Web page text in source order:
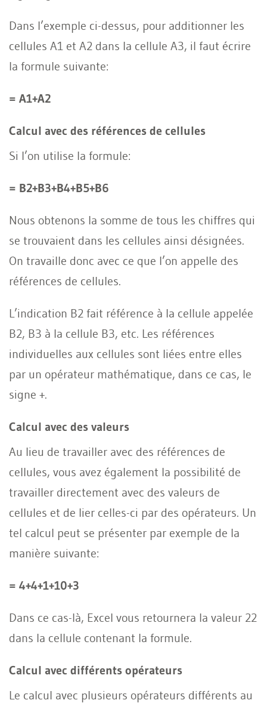
Dans l’exemple ci-dessus, pour additionner les
cellules A1 et A2 dans la cellule A3, il faut écrire
la formule suivante:
= A1+A2
Calcul avec des références de cellules
Si l’on utilise la formule:
= B2+B3+B4+B5+B6
Nous obtenons la somme de tous les chiffres qui
se trouvaient dans les cellules ainsi désignées.
On travaille donc avec ce que l’on appelle des
références de cellules.
L’indication B2 fait référence à la cellule appelée
B2, B3 à la cellule B3, etc. Les références
individuelles aux cellules sont liées entre elles
par un opérateur mathématique, dans ce cas, le
signe +.
Calcul avec des valeurs
Au lieu de travailler avec des références de
cellules, vous avez également la possibilité de
travailler directement avec des valeurs de
cellules et de lier celles-ci par des opérateurs. Un
tel calcul peut se présenter par exemple de la
manière suivante:
= 4+4+1+10+3
Dans ce cas-là, Excel vous retournera la valeur 22
dans la cellule contenant la formule.
Calcul avec différents opérateurs
Le calcul avec plusieurs opérateurs différents au